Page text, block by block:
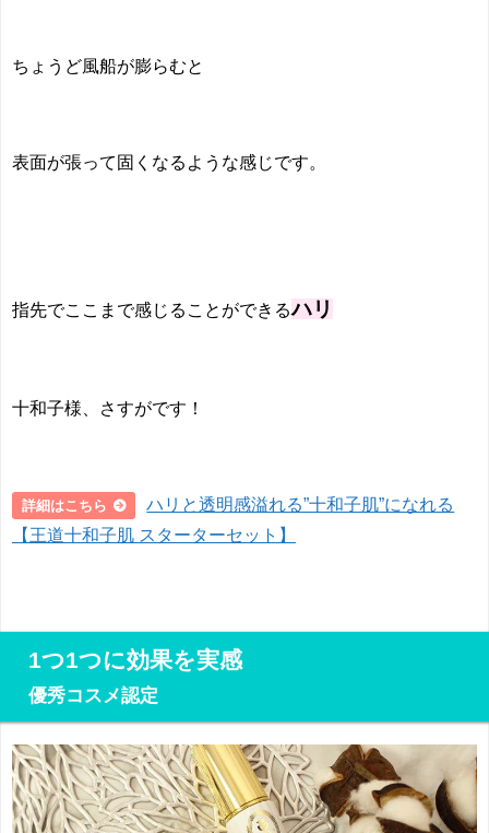
ちょうど風船が膨らむと
表面が張って固くなるような感じです。
指先でここまで感じることができるハリ
十和子様、さすがです！
詳細はこちら
ハリと透明感溢れる”十和子肌”になれる
【王道十和子肌 スターターセット】
1つ1つに効果を実感
優秀コスメ認定